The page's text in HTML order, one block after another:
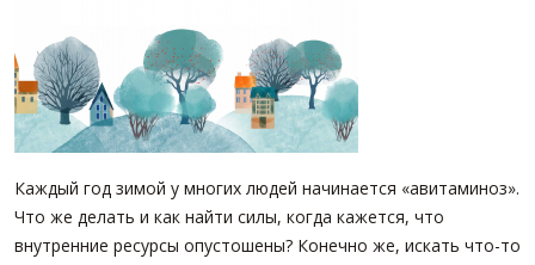
ПАРТНЕРЫ
О НАС
Сотрудники
ОСТАВИТЬ ЗАЯВКУ
Расширенный поиск
Каждый год зимой у многих людей начинается «авитаминоз».
Что же делать и как найти силы, когда кажется, что
внутренние ресурсы опустошены? Конечно же, искать что-то